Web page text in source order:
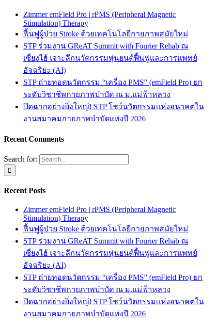
Zimmer emField Pro | rPMS (Peripheral Magnetic
Stimulation) Therapy
ฟื้นฟูผู้ป่วย Stroke ด้วยเทคโนโลยีกายภาพสมัยใหม่
STP ร่วมงาน GReAT Summit with Fourier Rehab ณ
เซี่ยงไฮ้ เจาะลึกนวัตกรรมหุ่นยนต์ฟื้นฟูและการแพทย์
อัจฉริยะ (AI)
STP ถ่ายทอดนวัตกรรม “เครื่อง PMS” (emField Pro) ยก
ระดับวิชาชีพกายภาพบำบัด ณ ม.แม่ฟ้าหลวง
ปิดฉากอย่างยิ่งใหญ่! STP โชว์นวัตกรรมแห่งอนาคตใน
งานสมาคมกายภาพบำบัดแห่งปี 2026
Recent Comments
Search for:
Recent Posts
Zimmer emField Pro | rPMS (Peripheral Magnetic
Stimulation) Therapy
ฟื้นฟูผู้ป่วย Stroke ด้วยเทคโนโลยีกายภาพสมัยใหม่
STP ร่วมงาน GReAT Summit with Fourier Rehab ณ
เซี่ยงไฮ้ เจาะลึกนวัตกรรมหุ่นยนต์ฟื้นฟูและการแพทย์
อัจฉริยะ (AI)
STP ถ่ายทอดนวัตกรรม “เครื่อง PMS” (emField Pro) ยก
ระดับวิชาชีพกายภาพบำบัด ณ ม.แม่ฟ้าหลวง
ปิดฉากอย่างยิ่งใหญ่! STP โชว์นวัตกรรมแห่งอนาคตใน
งานสมาคมกายภาพบำบัดแห่งปี 2026